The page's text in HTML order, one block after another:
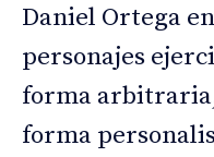
Daniel Ortega
personajes
forma
forma